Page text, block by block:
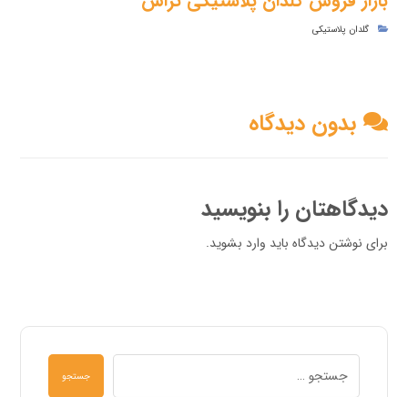
گلدان پلاستیکی
بدون دیدگاه
دیدگاهتان را بنویسید
برای نوشتن دیدگاه باید وارد بشوید.
جستجو